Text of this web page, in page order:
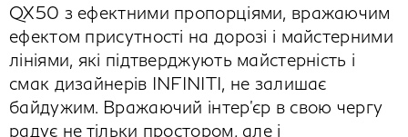
QX50 з ефектними пропорціями, вражаючим
ефектом присутності на дорозі і майстерними
лініями, які підтверджують майстерність і
смак дизайнерів INFINITI, не залишає
байдужим. Вражаючий інтер'єр в свою чергу
радує не тільки простором, але і